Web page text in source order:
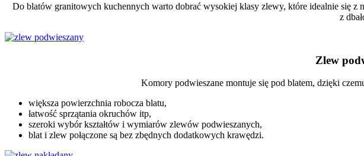
Do blatów granitowych kuchennych warto dobrać wysokiej klasy zlewy, które idealnie się z
z
Zlew
Komory podwieszane montuje się pod blatem, dzięki
większa powierzchnia robocza blatu,
łatwość sprzątania okruchów itp,
szeroki wybór kształtów i wymiarów zlewów podwieszanych,
blat i zlew połączone są bez zbędnych dodatkowych krawędzi.